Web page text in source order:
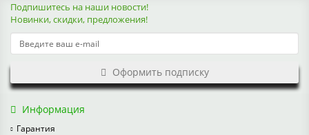
Подпишитесь на наши новости!
Новинки, скидки, предложения!
Оформить подписку
Информация
Гарантия